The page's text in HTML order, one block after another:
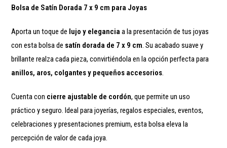
Bolsa de Satín Dorada 7 x 9 cm para Joyas
Aporta un toque de lujo y elegancia a la presentación de tus joyas
con esta bolsa de satín dorada de 7 x 9 cm. Su acabado suave y
brillante realza cada pieza, convirtiéndola en la opción perfecta para
anillos, aros, colgantes y pequeños accesorios.
Cuenta con cierre ajustable de cordón, que permite un uso
práctico y seguro. Ideal para joyerías, regalos especiales, eventos,
celebraciones y presentaciones premium, esta bolsa eleva la
percepción de valor de cada joya.